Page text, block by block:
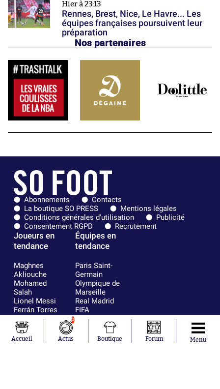
Hier à 23:13
Rennes, Brest, Nice, Le Havre... Les
équipes françaises poursuivent leur
préparation
Nos partenaires
Abonnements
Contacts
La boutique SO PRESS
Mentions légales
Conditions générales d'utilisation
Publicité
Consentement RGPD
Recrutement
Joueurs en
tendance
Maghnes
Akliouche
Mohamed
Salah
Lionel Messi
Ferrán Torres
Kilian Corredor
Franco
Mastantuono
Orel Mangala
Équipes en
tendance
Paris Saint-
Germain
Olympique de
Marseille
Real Madrid
FIFA
Olympique
AS Monaco
FC Barcelone
Accueil
0
Actus Boutique Forum Menu